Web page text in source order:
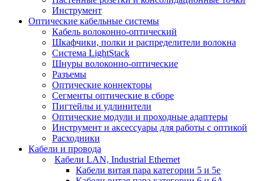
Инструмент
Оптические кабельные системы
Кабель волоконно-оптический
Шкафчики, полки и распределители волокна
Система LightStack
Шнуры волоконно-оптические
Разъемы
Оптические коннекторы
Сегменты оптические в сборе
Пигтейлы и удлинители
Оптические модули и проходные адаптеры
Инструмент и аксессуары для работы с оптикой
Расходники
Кабели и провода
Кабели LAN, Industrial Ethernet
Кабели витая пара категории 5 и 5е